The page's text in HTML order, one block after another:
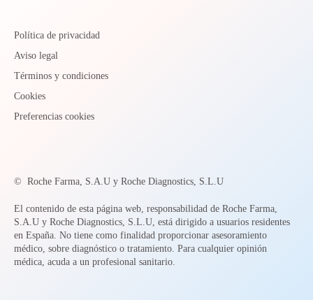
Política de privacidad
Aviso legal
Términos y condiciones
Cookies
Preferencias cookies
© Roche Farma, S.A.U y Roche Diagnostics, S.L.U
El contenido de esta página web, responsabilidad de Roche Farma,
S.A.U y Roche Diagnostics, S.L.U, está dirigido a usuarios residentes
en España. No tiene como finalidad proporcionar asesoramiento
médico, sobre diagnóstico o tratamiento. Para cualquier opinión
médica, acuda a un profesional sanitario.